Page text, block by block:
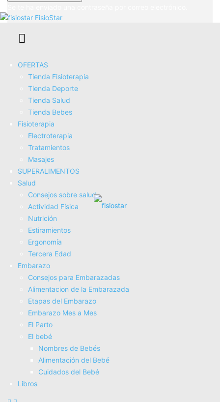
FisioStar
OFERTAS
Tienda Fisioterapia
Tienda Deporte
Tienda Salud
Tienda Bebes
Fisioterapia
Electroterapia
Tratamientos
Masajes
SUPERALIMENTOS
Salud
Consejos sobre salud
Actividad Fí­sica
Nutrición
Estiramientos
Ergonomí­a
Tercera Edad
Embarazo
Consejos para Embarazadas
Alimentacion de la Embarazada
Etapas del Embarazo
Embarazo Mes a Mes
El Parto
El bebé
Nombres de Bebés
Alimentación del Bebé
Cuidados del Bebé
Libros
Desgarros Musculares y Cómo
Prevenirlos 💪
Fisioterapia para Desgarros
Musculares: Tips para una
Recuperación Rápida 💪🏼⚡
Terapias Alternativas en Fisioterapia: